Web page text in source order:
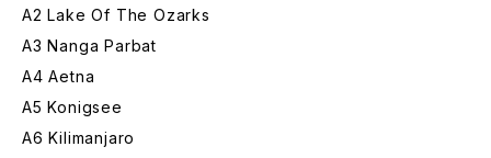
A2 Lake Of The Ozarks
A3 Nanga Parbat
A4 Aetna
A5 Konigsee
A6 Kilimanjaro